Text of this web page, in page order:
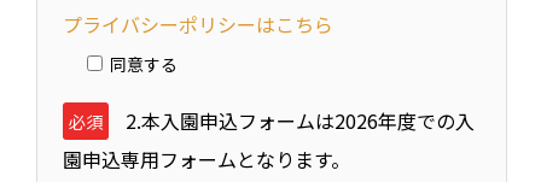
プライバシーポリシーはこちら
同意する
必須
2.本入園申込フォームは2026年度での入
園申込専用フォームとなります。